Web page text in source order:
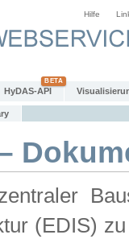
Hilfe
HyDAS-API
(EDIS)